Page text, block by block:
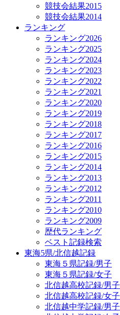
競技会結果2015
競技会結果2014
ランキング
ランキング2026
ランキング2025
ランキング2024
ランキング2023
ランキング2022
ランキング2021
ランキング2020
ランキング2019
ランキング2018
ランキング2017
ランキング2016
ランキング2015
ランキング2014
ランキング2013
ランキング2012
ランキング2011
ランキング2010
ランキング2009
歴代ランキング
ベスト記録検索
東海5県/北信越記録
東海５県記録/男子
東海５県記録/女子
北信越高校記録/男子
北信越高校記録/女子
北信越中学記録/男子